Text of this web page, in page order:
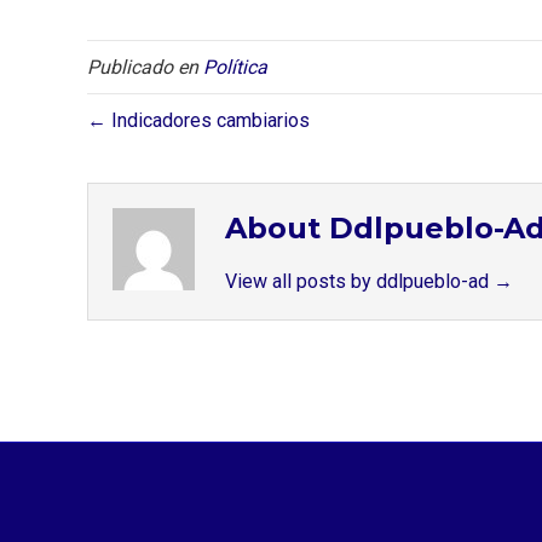
Publicado en Política
← Indicadores cambiarios
About Ddlpueblo-Ad
View all posts by ddlpueblo-ad →